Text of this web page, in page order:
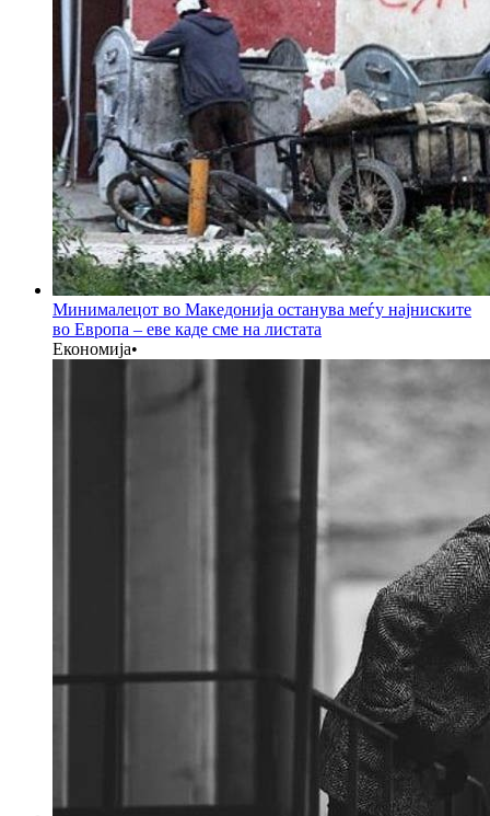
Минималецот во Македонија останува меѓу најниските
во Европа – еве каде сме на листата
Економија•